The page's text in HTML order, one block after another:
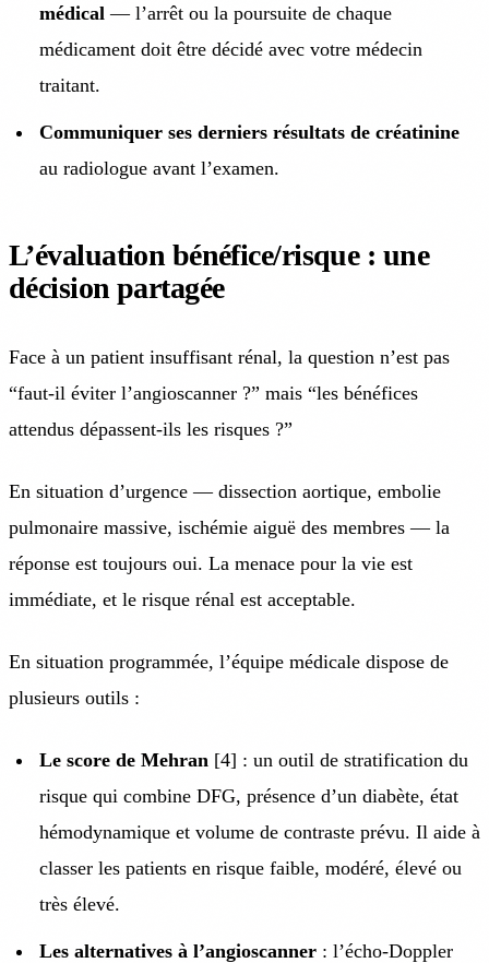
médical — l’arrêt ou la poursuite de chaque
médicament doit être décidé avec votre médecin
traitant.
Communiquer ses derniers résultats de créatinine
au radiologue avant l’examen.
L’évaluation bénéfice/risque : une
décision partagée
Face à un patient insuffisant rénal, la question n’est pas
“faut-il éviter l’angioscanner ?” mais “les bénéfices
attendus dépassent-ils les risques ?”
En situation d’urgence — dissection aortique, embolie
pulmonaire massive, ischémie aiguë des membres — la
réponse est toujours oui. La menace pour la vie est
immédiate, et le risque rénal est acceptable.
En situation programmée, l’équipe médicale dispose de
plusieurs outils :
Le score de Mehran [4] : un outil de stratification du
risque qui combine DFG, présence d’un diabète, état
hémodynamique et volume de contraste prévu. Il aide à
classer les patients en risque faible, modéré, élevé ou
très élevé.
Les alternatives à l’angioscanner : l’écho-Doppler